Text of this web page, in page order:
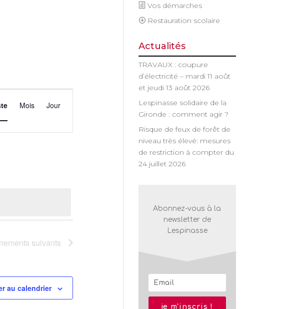
de
Mois Jour
suivants
au calendrier
Vos démarches
Restauration scolaire
Actualités
TRAVAUX : coupure
d’électricité – mardi 11 août
et jeudi 13 août 2026
Lespinasse solidaire de la
Gironde : comment agir ?
Risque de feux de forêt de
niveau très élevé: mesures
de restriction à compter du
24 juillet 2026
Abonnez-vous à la
newsletter de
Lespinasse
je m'inscris !